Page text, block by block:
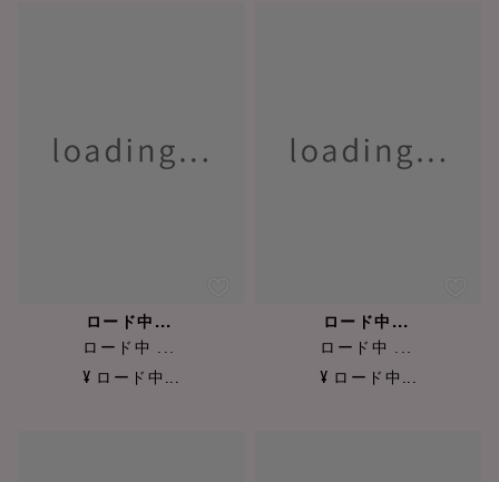
ロード中...
ロード中 ...
¥ ロード中...
ロード中...
ロード中 ...
¥ ロード中...